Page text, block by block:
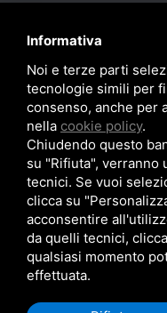
Oil & Gas - Industrial
Sistemi Portacavi
Privacy Policy
© SITIE
Informativa
Noi e terze parti
tecnologie simili per
consenso, anche per
nella cookie policy.
Chiudendo questo
su "Rifiuta", verranno
tecnici. Se vuoi
clicca su
acconsentire
da quelli tecnici,
qualsiasi momento
effettuata.